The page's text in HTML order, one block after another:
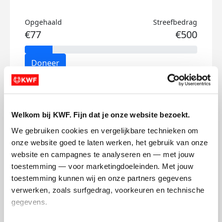
Welkom bij KWF. Fijn dat je onze website bezoekt.
We gebruiken cookies en vergelijkbare technieken om
onze website goed te laten werken, het gebruik van onze
website en campagnes te analyseren en — met jouw
toestemming — voor marketingdoeleinden. Met jouw
toestemming kunnen wij en onze partners gegevens
verwerken, zoals surfgedrag, voorkeuren en technische
gegevens.
Opgehaald
€77
Streefbedrag
€500
Doneer
Stijn's badges